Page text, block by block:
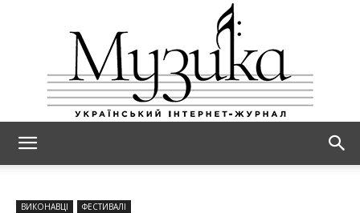
ВИКОНАВЦІ ФЕСТИВАЛІ